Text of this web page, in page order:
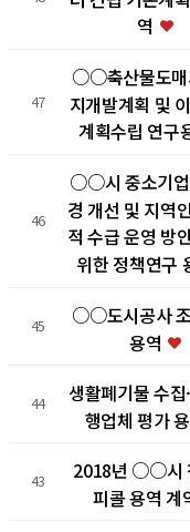
역
47
○○축산물도매
지개발계획 및
계획수립 연구
46
○○시 중소기업
경 개선 및 지역
적 수급 운영 방
위한 정책연구
45
○○도시공사
용역
44
생활폐기물 수집
행업체 평가
43
2018년 ○○시
피콜 용역 계